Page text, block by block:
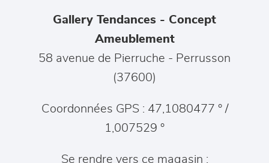
Gallery Tendances - Concept
Ameublement
58 avenue de Pierruche - Perrusson
(37600)
Coordonnées GPS : 47,1080477 ° /
1,007529 °
Se rendre vers ce magasin :